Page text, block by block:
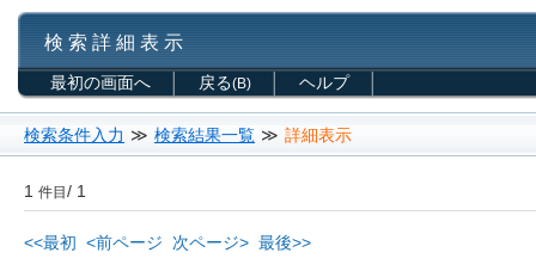
検 索 詳 細 表 示
最初の画面へ 戻る(B) ヘルプ
検索条件入力 ≫ 検索結果一覧 ≫ 詳細表示
1 件目/ 1
<<最初 <前ページ 次ページ> 最後>>